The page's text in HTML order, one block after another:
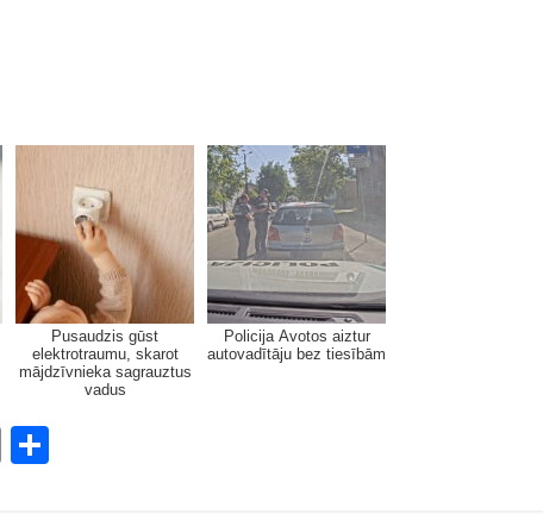
Pusaudzis gūst
elektrotraumu, skarot
mājdzīvnieka sagrauztus
vadus
Policija Avotos aiztur
autovadītāju bez tiesībām
E